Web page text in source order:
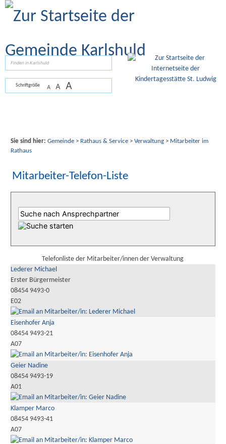
Zum Inhalt
Schriftgröße A A A
Sie sind hier: Gemeinde> Rathaus & Service> Verwaltung> Mitarbeiter im
Rathaus
Mitarbeiter-Telefon-Liste
Telefonliste der Mitarbeiter/innen der Verwaltung
Lederer Michael
Erster Bürgermeister
08454 9493-0
E02
Eisenhofer Anja
08454 9493-21
A07
Geier Nadine
08454 9493-19
A01
Klamper Marco
08454 9493-41
A07